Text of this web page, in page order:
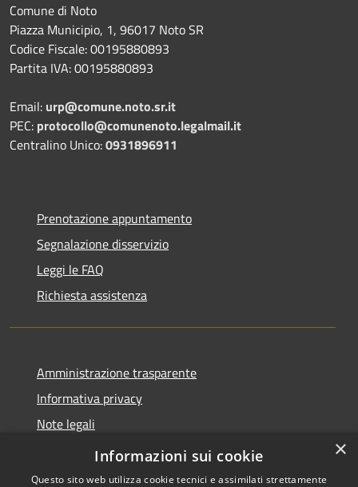
Comune di Noto
Piazza Municipio, 1, 96017 Noto SR
Codice Fiscale: 00195880893
Partita IVA: 00195880893
Email: urp@comune.noto.sr.it
PEC: protocollo@comunenoto.legalmail.it
Centralino Unico:0931896911
Prenotazione appuntamento
Segnalazione disservizio
Leggi le FAQ
Richiesta assistenza
Amministrazione trasparente
Informativa privacy
Note legali
Dichiarazione di accessibilità
×
Informazioni sui cookie
Questo sito web utilizza cookie tecnici e assimilati strettamente